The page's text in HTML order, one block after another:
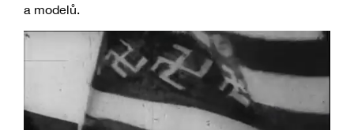
a modelů.